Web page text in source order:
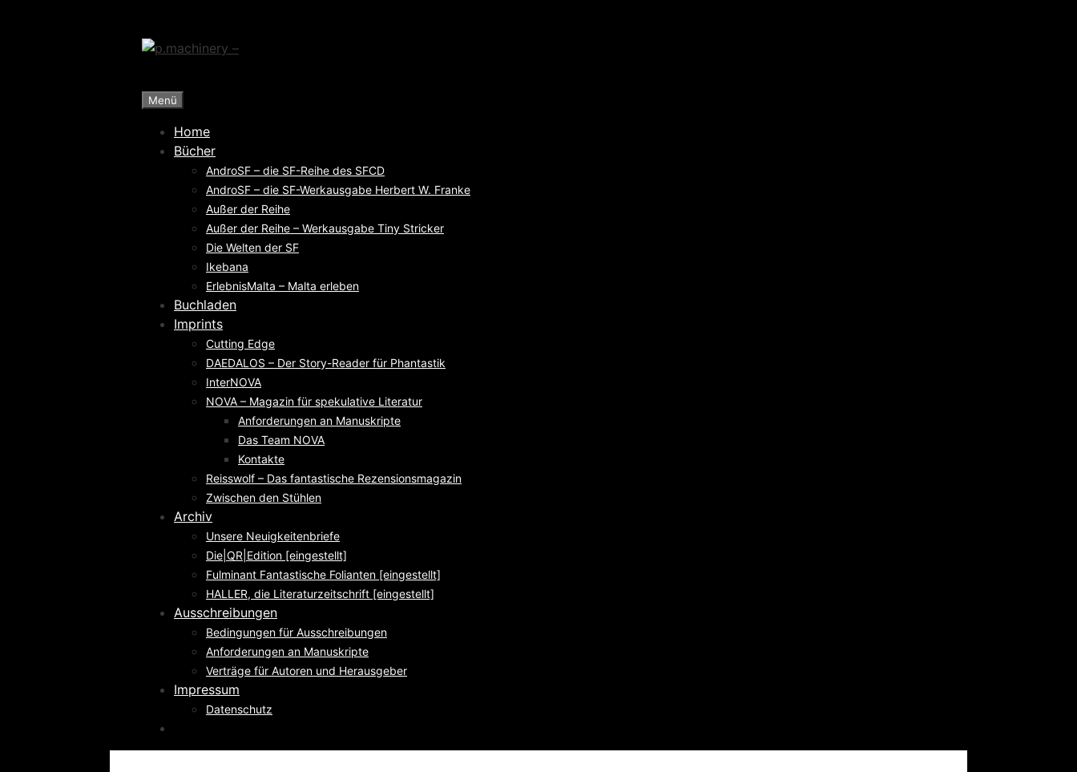
Menü
Home
Bücher
AndroSF – die SF-Reihe des SFCD
AndroSF – die SF-Werkausgabe Herbert W. Franke
Außer der Reihe
Außer der Reihe – Werkausgabe Tiny Stricker
Die Welten der SF
Ikebana
ErlebnisMalta – Malta erleben
Buchladen
Imprints
Cutting Edge
DAEDALOS – Der Story-Reader für Phantastik
InterNOVA
NOVA – Magazin für spekulative Literatur
Anforderungen an Manuskripte
Das Team NOVA
Kontakte
Reisswolf – Das fantastische Rezensionsmagazin
Zwischen den Stühlen
Archiv
Unsere Neuigkeitenbriefe
Die|QR|Edition [eingestellt]
Fulminant Fantastische Folianten [eingestellt]
HALLER, die Literaturzeitschrift [eingestellt]
Ausschreibungen
Bedingungen für Ausschreibungen
Anforderungen an Manuskripte
Verträge für Autoren und Herausgeber
Impressum
Datenschutz